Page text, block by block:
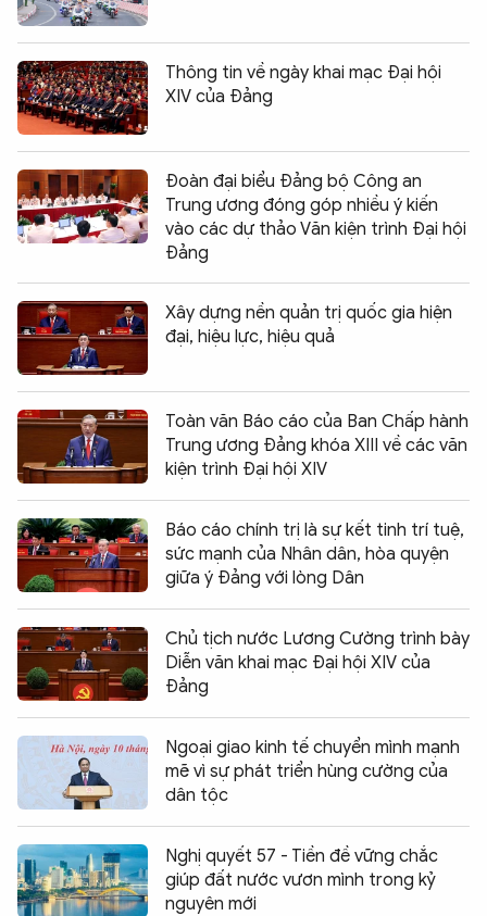
Thông tin về ngày khai mạc Đại hội
XIV của Đảng
Đoàn đại biểu Đảng bộ Công an
Trung ương đóng góp nhiều ý kiến
vào các dự thảo Văn kiện trình Đại hội
Đảng
Xây dựng nền quản trị quốc gia hiện
đại, hiệu lực, hiệu quả
Toàn văn Báo cáo của Ban Chấp hành
Trung ương Đảng khóa XIII về các văn
kiện trình Đại hội XIV
Báo cáo chính trị là sự kết tinh trí tuệ,
sức mạnh của Nhân dân, hòa quyện
giữa ý Đảng với lòng Dân
Chủ tịch nước Lương Cường trình bày
Diễn văn khai mạc Đại hội XIV của
Đảng
Ngoại giao kinh tế chuyển mình mạnh
mẽ vì sự phát triển hùng cường của
dân tộc
Nghị quyết 57 - Tiền đề vững chắc
giúp đất nước vươn mình trong kỷ
nguyên mới